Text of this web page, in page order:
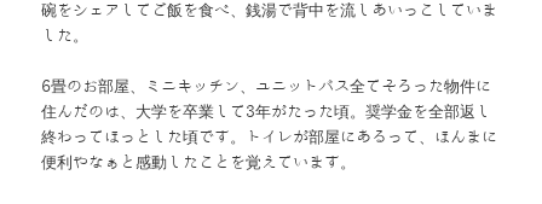
碗をシェアしてご飯を食べ、銭湯で背中を流しあいっこしていま
した。
6畳のお部屋、ミニキッチン、ユニットバス全てそろった物件に
住んだのは、大学を卒業して3年がたった頃。奨学金を全部返し
終わってほっとした頃です。トイレが部屋にあるって、ほんまに
便利やなぁと感動したことを覚えています。